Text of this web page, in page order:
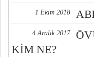
1 Ekim 2018
4 Aralık 2017
KİM NE?